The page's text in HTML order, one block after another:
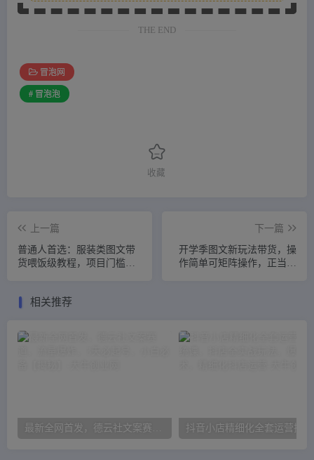
THE END
冒泡网
# 冒泡泡
收藏
上一篇
普通人首选：服装类图文带
货喂饭级教程，项目门槛
下一篇
开学季图文新玩法带货，操
作简单可矩阵操作，正当红
相关推荐